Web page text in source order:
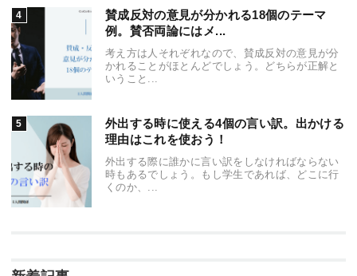
賛成反対の意見が分かれる18個のテーマ
例。賛否両論にはメ...
考え方は人それぞれなので、賛成反対の意見が分
かれることがほとんどでしょう。どちらが正解と
いうこと...
外出する時に使える4個の言い訳。出かける
理由はこれを使おう！
外出する際に誰かに言い訳をしなければならない
時もあるでしょう。もし学生であれば、どこに行
くのか、...